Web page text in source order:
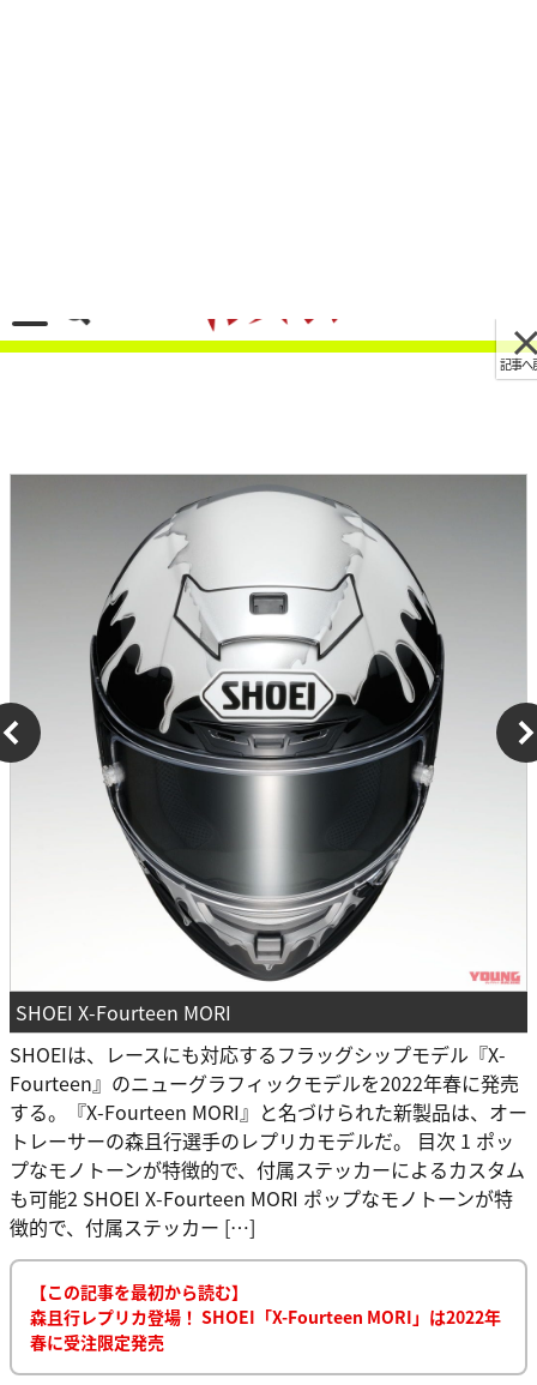
SHOEI X-Fourteen MORI
SHOEIは、レースにも対応するフラッグシップモデル『X-
Fourteen』のニューグラフィックモデルを2022年春に発売
する。『X-Fourteen MORI』と名づけられた新製品は、オー
トレーサーの森且行選手のレプリカモデルだ。 目次 1 ポッ
プなモノトーンが特徴的で、付属ステッカーによるカスタム
も可能2 SHOEI X-Fourteen MORI ポップなモノトーンが特
徴的で、付属ステッカー […]
【この記事を最初から読む】
森且行レプリカ登場！ SHOEI「X-Fourteen MORI」は2022年
春に受注限定発売